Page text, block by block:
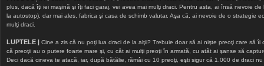
plus, dacă îţi iei maşină şi îţi faci garaj, vei avea mai mulţi draci. Pentru asta, ai însă nevoie
la autostop), dar mai ales, fabrica şi casa de schimb valutar. Aşa că, ai nevoie de o strategie
mulţi draci.
LUPTELE | Cine a zis că nu poţi lua draci de la alţii? Trebuie doar să ai nişte preoţi care să
că preoţii au o putere foarte mare şi, cu cât ai mulţi preoţi în armată, cu atât ai şanse să
Deci dacă cineva te atacă, iar, după bătălie, rămâi cu 10 preoţi, eşti sigur că 1.000 de draci